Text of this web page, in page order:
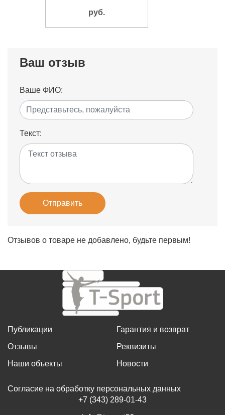
руб.
Ваш отзыв
Ваше ФИО:
Текст:
Отправить
Отзывов о товаре не добавлено, будьте первым!
Публикации
Отзывы
Наши объекты
Гарантия и возврат
Реквизиты
Новости
Согласие на обработку персональных данных
+7 (343) 289-01-43